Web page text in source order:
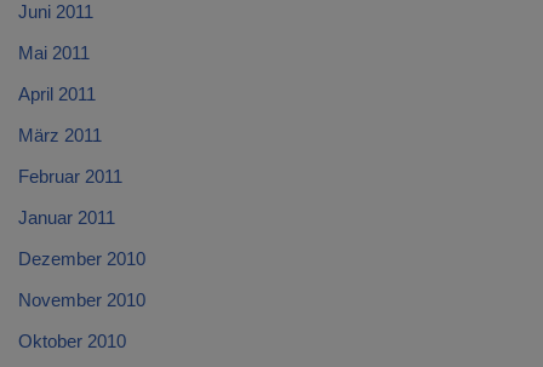
Juni 2011
Mai 2011
April 2011
März 2011
Februar 2011
Januar 2011
Dezember 2010
November 2010
Oktober 2010